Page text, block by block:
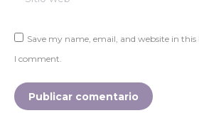
Save my name, email, and website in
I comment.
Publicar comentario